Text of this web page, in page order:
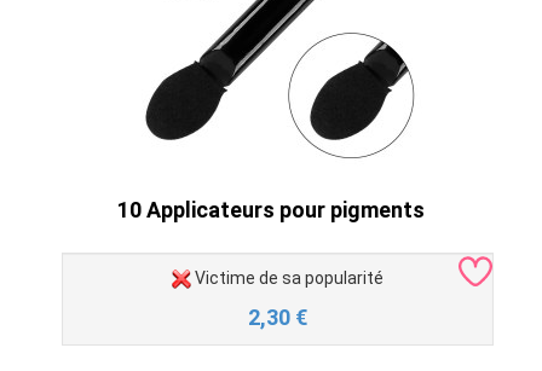
10 Applicateurs pour pigments
Victime de sa popularité
2,30 €